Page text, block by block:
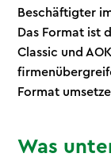
Beschäftigter
Das Format ist
Classic und
Format
Was